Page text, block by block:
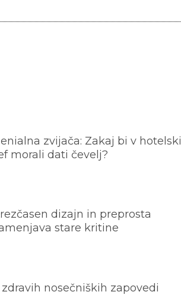
zvijača: Zakaj bi v hotelski
morali dati čevelj?
dizajn in preprosta
stare kritine
nosečniških zapovedi